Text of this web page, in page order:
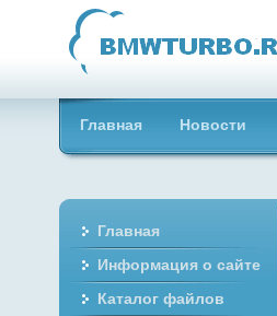
Главная Новости
Главная
Информация о сайте
Каталог файлов